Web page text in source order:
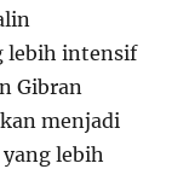
lebih intensif
Gibran
menjadi
lebih